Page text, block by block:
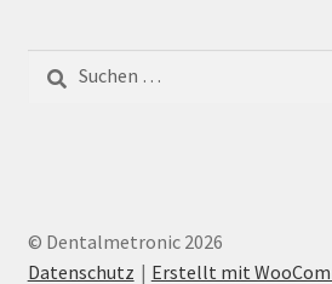
nach:
© Dentalmetronic 2026
Datenschutz
Erstellt mit